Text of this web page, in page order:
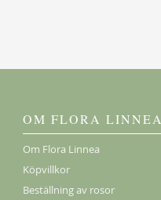
OM FLORA LINNEA
Om Flora Linnea
Köpvillkor
Beställning av rosor